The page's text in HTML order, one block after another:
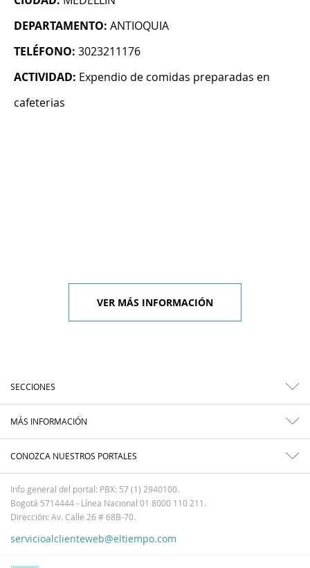
DEPARTAMENTO: ANTIOQUIA
TELÉFONO: 3023211176
ACTIVIDAD: Expendio de comidas preparadas en
cafeterias
VER MÁS INFORMACIÓN
SECCIONES
MÁS INFORMACIÓN
CONOZCA NUESTROS PORTALES
Info general del portal: PBX: 57 (1) 2940100.
Bogotá 5714444 - Línea Nacional 01 8000 110 211.
Dirección: Av. Calle 26 # 68B-70.
servicioalclienteweb@eltiempo.com